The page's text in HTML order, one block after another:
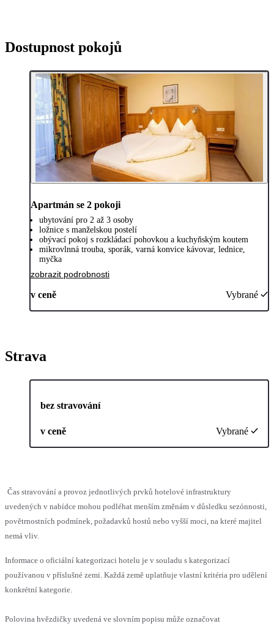
Dostupnost pokojů
Apartmán se 2 pokoji
ubytování pro 2 až 3 osoby
ložnice s manželskou postelí
obývací pokoj s rozkládací pohovkou a kuchyňským koutem
mikrovlnná trouba, sporák, varná konvice kávovar, lednice,
myčka
zobrazit podrobnosti
v ceně Vybrané
Strava
bez stravování
v ceně Vybrané
Čas stravování a provoz jednotlivých prvků hotelové infrastruktury
uvedených v nabídce mohou podléhat menším změnám v důsledku sezónnosti,
povětrnostních podmínek, požadavků hostů nebo vyšší moci, na které majitel
nemá vliv.
Informace o oficiální kategorizaci hotelu je v souladu s kategorizací
používanou v příslušné zemi. Každá země uplatňuje vlastní kritéria pro udělení
konkrétní kategorie.
Polovina hvězdičky uvedená ve slovním popisu může označovat